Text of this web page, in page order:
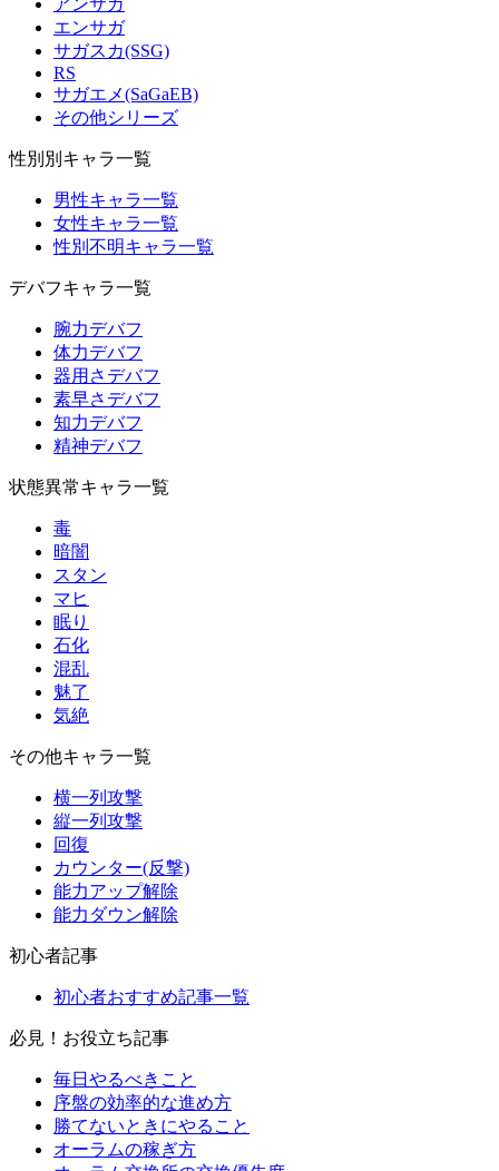
アンサガ
エンサガ
サガスカ(SSG)
RS
サガエメ(SaGaEB)
その他シリーズ
性別別キャラ一覧
男性キャラ一覧
女性キャラ一覧
性別不明キャラ一覧
デバフキャラ一覧
腕力デバフ
体力デバフ
器用さデバフ
素早さデバフ
知力デバフ
精神デバフ
状態異常キャラ一覧
毒
暗闇
スタン
マヒ
眠り
石化
混乱
魅了
気絶
その他キャラ一覧
横一列攻撃
縦一列攻撃
回復
カウンター(反撃)
能力アップ解除
能力ダウン解除
初心者記事
初心者おすすめ記事一覧
必見！お役立ち記事
毎日やるべきこと
序盤の効率的な進め方
勝てないときにやること
オーラムの稼ぎ方